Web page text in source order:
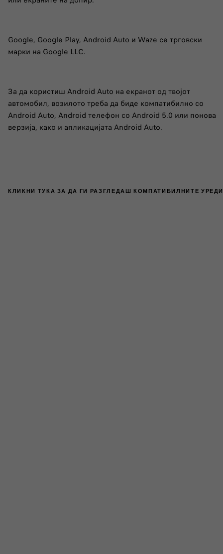
Google, Google Play, Android Auto и Waze се трговски
марки на Google LLC.
За да користиш Android Auto на екранот од твојот
автомобил, возилото треба да биде компатибилно со
Android Auto, Android телефон со Android 5.0 или понова
верзија, како и апликацијата Android Auto.
КЛИКНИ ТУКА ЗА ДА ГИ РАЗГЛЕДАШ КОМПАТИБИЛНИТЕ